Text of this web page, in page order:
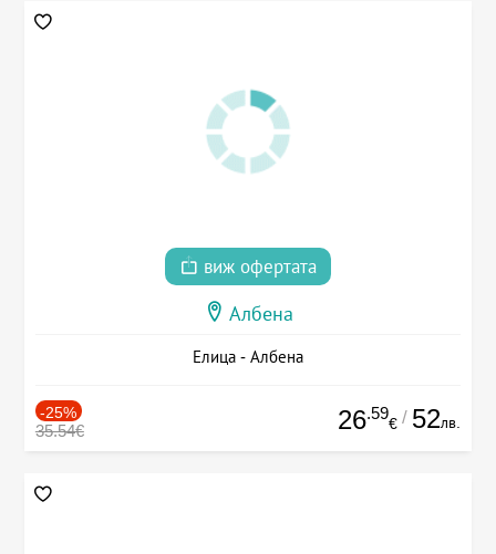
виж офертата
Албена
Елица - Албена
-25%
35.54€ 26.59
€ / 52лв.